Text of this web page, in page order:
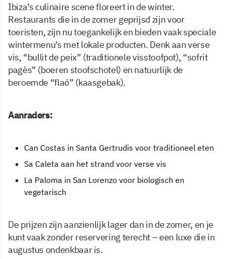
Ibiza’s culinaire scene floreert in de winter.
Restaurants die in de zomer geprijsd zijn voor
toeristen, zijn nu toegankelijk en bieden vaak speciale
wintermenu’s met lokale producten. Denk aan verse
vis, “bullit de peix” (traditionele visstoofpot), “sofrit
pagès” (boeren stoofschotel) en natuurlijk de
beroemde “flaó” (kaasgebak).
Aanraders:
Can Costas in Santa Gertrudis voor traditioneel eten
Sa Caleta aan het strand voor verse vis
La Paloma in San Lorenzo voor biologisch en
vegetarisch
De prijzen zijn aanzienlijk lager dan in de zomer, en je
kunt vaak zonder reservering terecht – een luxe die in
augustus ondenkbaar is.